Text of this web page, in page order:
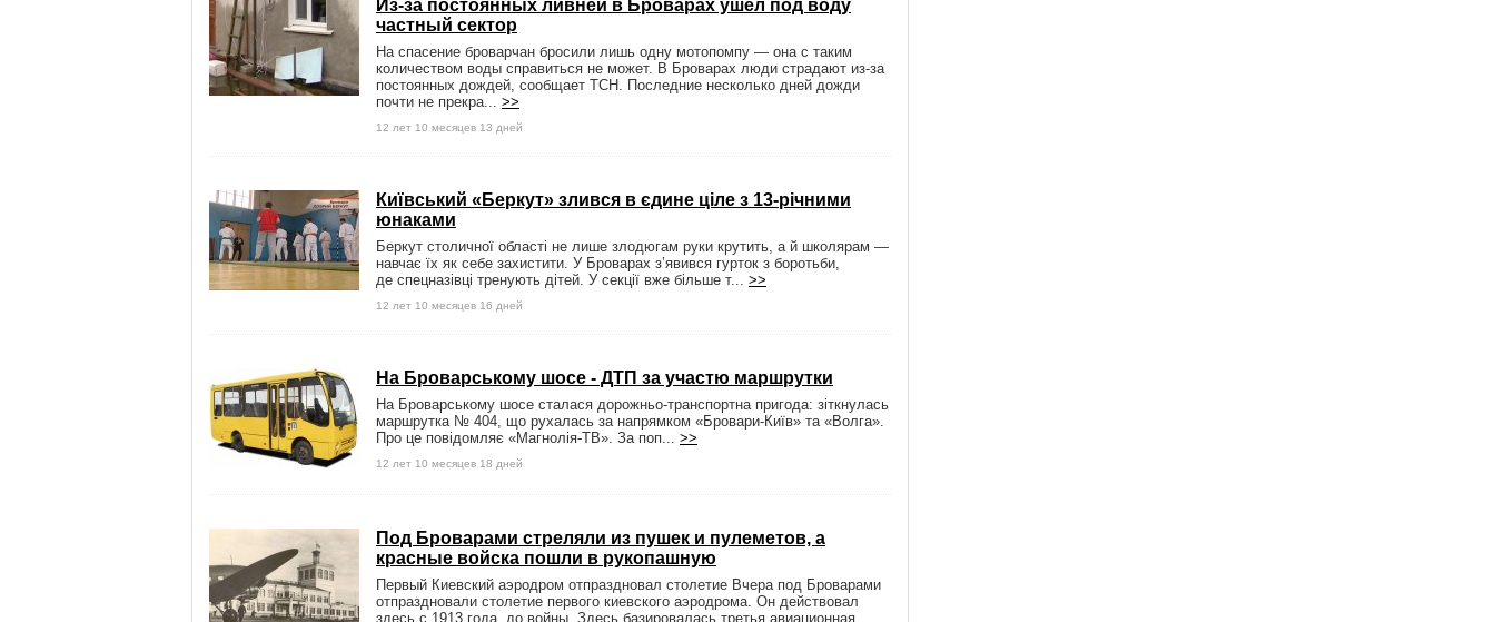
Из-за постоянных ливней в Броварах ушел под воду
частный сектор
На спасение броварчан бросили лишь одну мотопомпу — она с таким
количеством воды справиться не может. В Броварах люди страдают из-за
постоянных дождей, сообщает ТСН. Последние несколько дней дожди
почти не прекра... >>
12 лет 10 месяцев 13 дней
Київський «Беркут» злився в єдине ціле з 13-річними
юнаками
Беркут столичної області не лише злодюгам руки крутить, а й школярам —
навчає їх як себе захистити. У Броварах з’явився гурток з боротьби,
де спецназівці тренують дітей. У секції вже більше т... >>
12 лет 10 месяцев 16 дней
На Броварському шосе - ДТП за участю маршрутки
На Броварському шосе сталася дорожньо-транспортна пригода: зіткнулась
маршрутка № 404, що рухалась за напрямком «Бровари-Київ» та «Волга».
Про це повідомляє «Магнолія-ТВ». За поп... >>
12 лет 10 месяцев 18 дней
Под Броварами стреляли из пушек и пулеметов, а
красные войска пошли в рукопашную
Первый Киевский аэродром отпраздновал столетие Вчера под Броварами
отпраздновали столетие первого киевского аэродрома. Он действовал
здесь с 1913 года, до войны. Здесь базировалась третья авиационная